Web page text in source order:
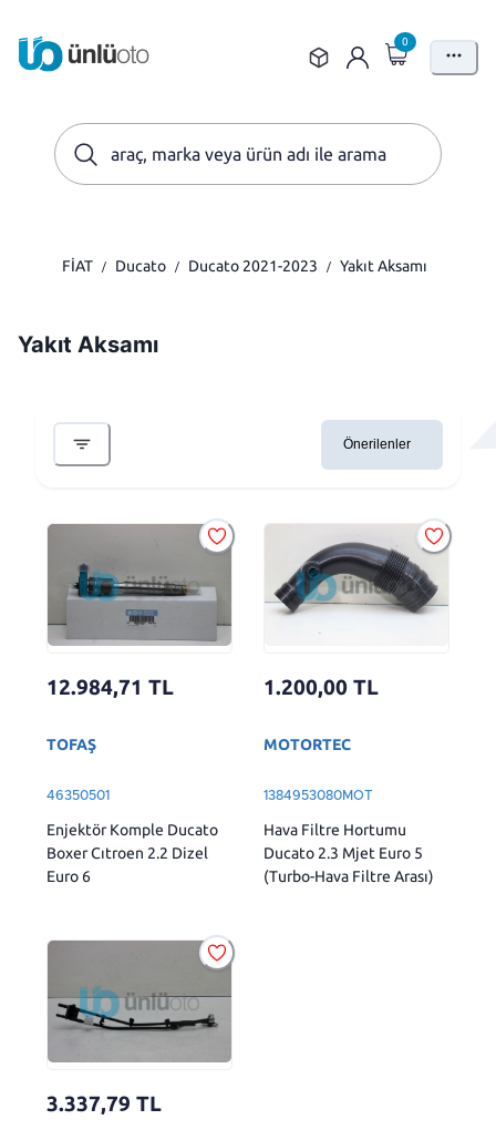
0
FİAT / Ducato / Ducato 2021-2023 / Yakıt Aksamı
Yakıt Aksamı
12.984,71 TL
TOFAŞ
46350501
Enjektör Komple Ducato
Boxer Cıtroen 2.2 Dizel
Euro 6
1.200,00 TL
MOTORTEC
1384953080MOT
Hava Filtre Hortumu
Ducato 2.3 Mjet Euro 5
(Turbo-Hava Filtre Arası)
3.337,79 TL